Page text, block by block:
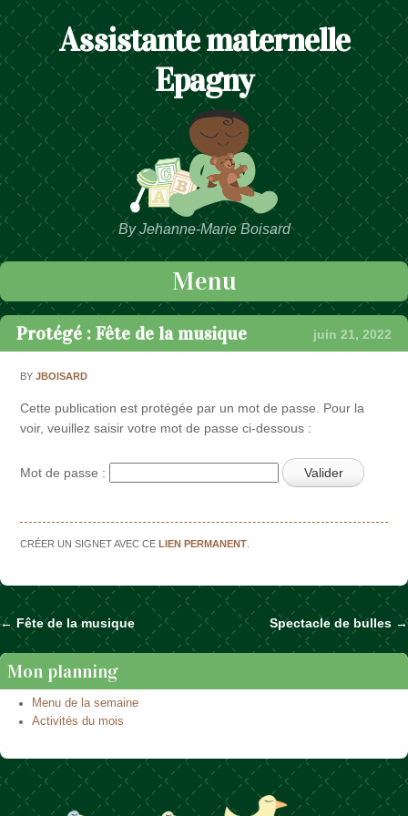
Assistante maternelle
Epagny
By Jehanne-Marie Boisard
Menu
Passer au contenu
Protégé : Fête de la musique juin 21, 2022
BYJBOISARD
Cette publication est protégée par un mot de passe. Pour la
voir, veuillez saisir votre mot de passe ci-dessous :
Mot de passe :
CRÉER UN SIGNET AVEC CELIEN PERMANENT
Naviguer dans les articles
← Fête de la musique Spectacle de bulles →
Mon planning
Menu de la semaine
Activités du mois